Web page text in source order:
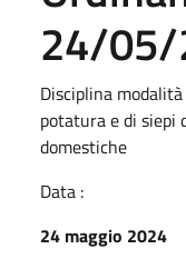
24/
Disciplina
potatura e di siepi
domestiche
Data :
24 maggio 2024